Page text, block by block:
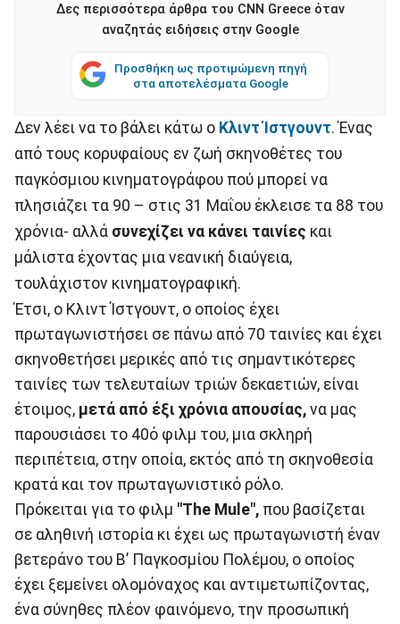
Δες περισσότερα άρθρα του CNN Greece όταν
αναζητάς ειδήσεις στην Google
Προσθήκη ως προτιμώμενη πηγή
στα αποτελέσματα Google
Δεν λέει να το βάλει κάτω ο Κλιντ Ίστγουντ. Ένας
από τους κορυφαίους εν ζωή σκηνοθέτες του
παγκόσμιου κινηματογράφου πού μπορεί να
πλησιάζει τα 90 – στις 31 Μαΐου έκλεισε τα 88 του
χρόνια- αλλά συνεχίζει να κάνει ταινίες και
μάλιστα έχοντας μια νεανική διαύγεια,
τουλάχιστον κινηματογραφική.
Έτσι, ο Κλιντ Ίστγουντ, ο οποίος έχει
πρωταγωνιστήσει σε πάνω από 70 ταινίες και έχει
σκηνοθετήσει μερικές από τις σημαντικότερες
ταινίες των τελευταίων τριών δεκαετιών, είναι
έτοιμος, μετά από έξι χρόνια απουσίας, να μας
παρουσιάσει το 40ό φιλμ του, μια σκληρή
περιπέτεια, στην οποία, εκτός από τη σκηνοθεσία
κρατά και τον πρωταγωνιστικό ρόλο.
Πρόκειται για το φιλμ "The Mule", που βασίζεται
σε αληθινή ιστορία κι έχει ως πρωταγωνιστή έναν
βετεράνο του Β’ Παγκοσμίου Πολέμου, ο οποίος
έχει ξεμείνει ολομόναχος και αντιμετωπίζοντας,
ένα σύνηθες πλέον φαινόμενο, την προσωπική